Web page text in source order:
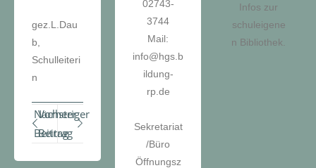
02743-
3744
Mail:
info@hgs.b
ildung-
rp.de
Sekretariat
/Büro
Öffnungsz
gez.L.Dau
b,
Schulleiteri
n
Vorheriger
Beitrag
Nächster
Beitrag
Infos zur
schuleigene
n Bibliothek.